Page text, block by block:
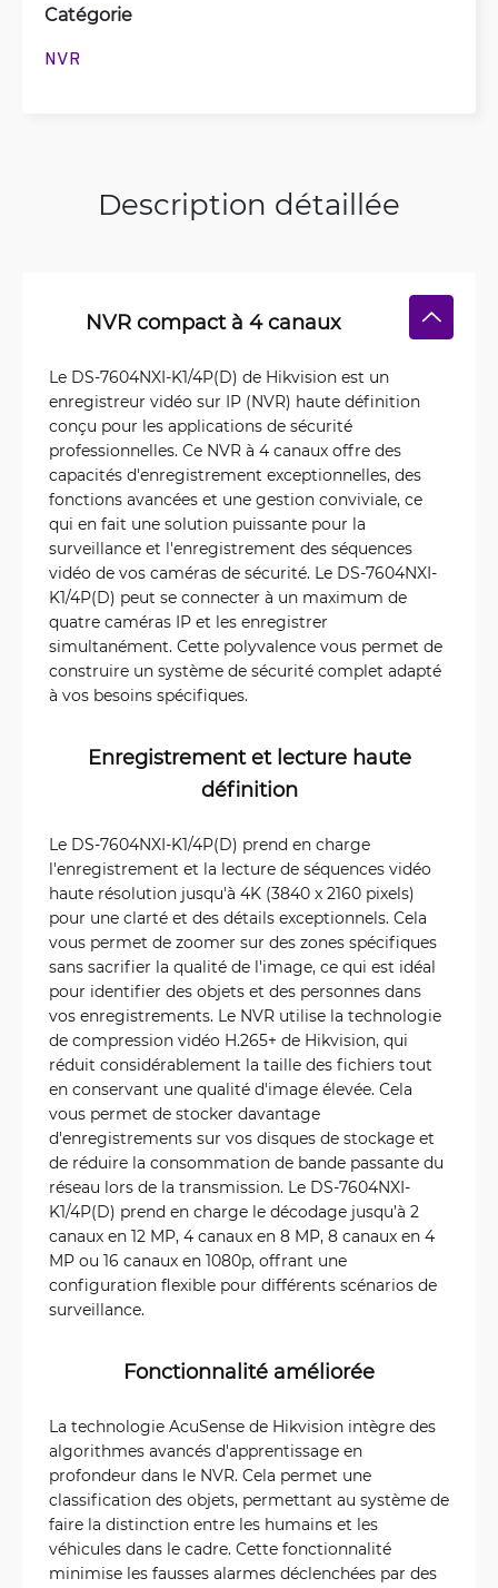
Catégorie
NVR
Description détaillée
NVR compact à 4 canaux
Le DS-7604NXI-K1/4P(D) de Hikvision est un
enregistreur vidéo sur IP (NVR) haute définition
conçu pour les applications de sécurité
professionnelles. Ce NVR à 4 canaux offre des
capacités d'enregistrement exceptionnelles, des
fonctions avancées et une gestion conviviale, ce
qui en fait une solution puissante pour la
surveillance et l'enregistrement des séquences
vidéo de vos caméras de sécurité. Le DS-7604NXI-
K1/4P(D) peut se connecter à un maximum de
quatre caméras IP et les enregistrer
simultanément. Cette polyvalence vous permet de
construire un système de sécurité complet adapté
à vos besoins spécifiques.
Enregistrement et lecture haute
définition
Le DS-7604NXI-K1/4P(D) prend en charge
l'enregistrement et la lecture de séquences vidéo
haute résolution jusqu'à 4K (3840 x 2160 pixels)
pour une clarté et des détails exceptionnels. Cela
vous permet de zoomer sur des zones spécifiques
sans sacrifier la qualité de l'image, ce qui est idéal
pour identifier des objets et des personnes dans
vos enregistrements. Le NVR utilise la technologie
de compression vidéo H.265+ de Hikvision, qui
réduit considérablement la taille des fichiers tout
en conservant une qualité d'image élevée. Cela
vous permet de stocker davantage
d'enregistrements sur vos disques de stockage et
de réduire la consommation de bande passante du
réseau lors de la transmission. Le DS-7604NXI-
K1/4P(D) prend en charge le décodage jusqu’à 2
canaux en 12 MP, 4 canaux en 8 MP, 8 canaux en 4
MP ou 16 canaux en 1080p, offrant une
configuration flexible pour différents scénarios de
surveillance.
Fonctionnalité améliorée
La technologie AcuSense de Hikvision intègre des
algorithmes avancés d'apprentissage en
profondeur dans le NVR. Cela permet une
classification des objets, permettant au système de
faire la distinction entre les humains et les
véhicules dans le cadre. Cette fonctionnalité
minimise les fausses alarmes déclenchées par des